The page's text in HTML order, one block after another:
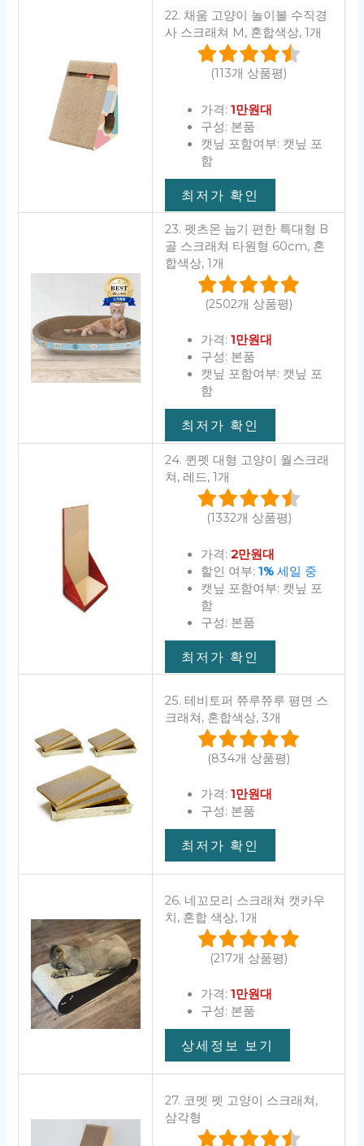
22. 채움 고양이 놀이볼 수직경
사 스크래쳐 M, 혼합색상, 1개
(113개 상품평)
가격: 1만원대
구성: 본품
캣닢 포함여부: 캣닢 포
함
최저가 확인
23. 펫츠몬 눕기 편한 특대형 B
골 스크래쳐 타원형 60cm, 혼
합색상, 1개
(2502개 상품평)
가격: 1만원대
구성: 본품
캣닢 포함여부: 캣닢 포
함
최저가 확인
24. 퀸펫 대형 고양이 월스크래
쳐, 레드, 1개
(1332개 상품평)
가격: 2만원대
할인 여부: 1%세일 중
캣닢 포함여부: 캣닢 포
함
구성: 본품
최저가 확인
25. 테비토퍼 쮸루쮸루 평면 스
크래쳐, 혼합색상, 3개
(834개 상품평)
가격: 1만원대
구성: 본품
최저가 확인
26. 네꼬모리 스크래쳐 캣카우
치, 혼합 색상, 1개
(217개 상품평)
가격: 1만원대
구성: 본품
상세정보 보기
27. 코멧 펫 고양이 스크래쳐,
삼각형